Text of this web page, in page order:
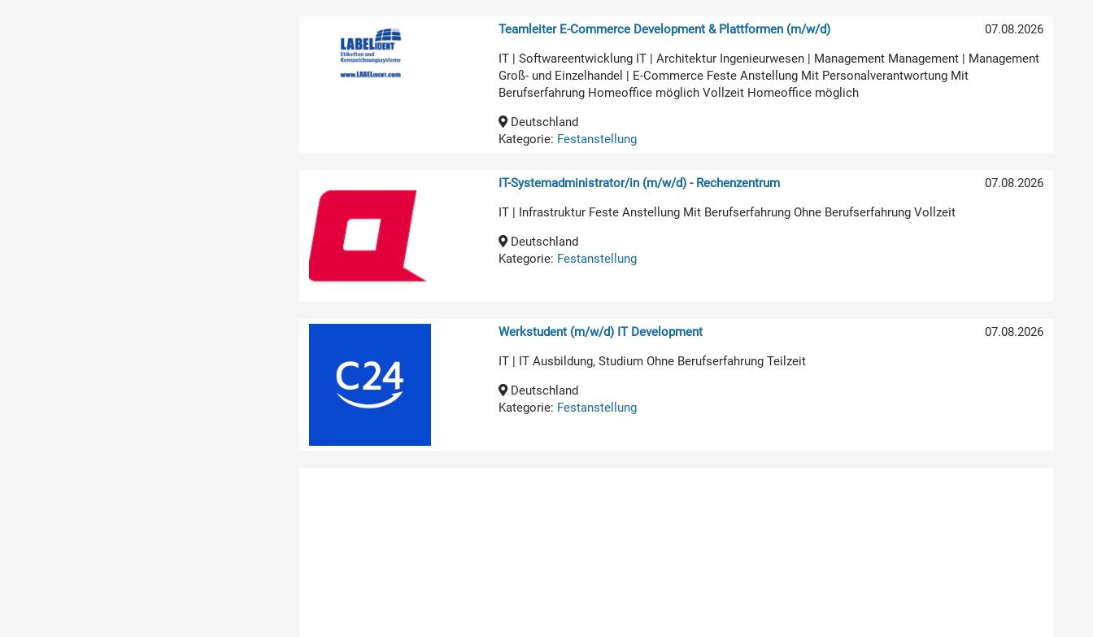
07.08.2026
Teamleiter E-Commerce Development & Plattformen (m/w/d)
IT | Softwareentwicklung IT | Architektur Ingenieurwesen | Management Management | Management
Groß- und Einzelhandel | E-Commerce Feste Anstellung Mit Personalverantwortung Mit
Berufserfahrung Homeoffice möglich Vollzeit Homeoffice möglich
Deutschland
Kategorie: Festanstellung
07.08.2026
IT-Systemadministrator/in (m/w/d) - Rechenzentrum
IT | Infrastruktur Feste Anstellung Mit Berufserfahrung Ohne Berufserfahrung Vollzeit
Deutschland
Kategorie: Festanstellung
07.08.2026
Werkstudent (m/w/d) IT Development
IT | IT Ausbildung, Studium Ohne Berufserfahrung Teilzeit
Deutschland
Kategorie: Festanstellung